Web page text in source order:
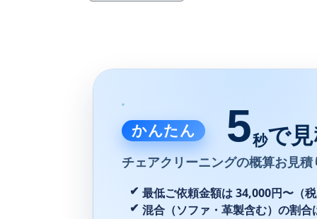
かんたん 5秒で見
チェアクリーニングの概算お見積
最低ご依頼金額は 34,000円〜（税
混合（ソファ・革製含む）の割